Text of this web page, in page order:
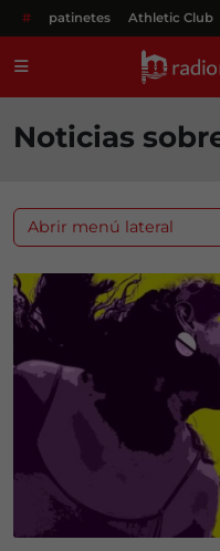
# patinetes Athletic Club
Noticias
Abrir menú lateral